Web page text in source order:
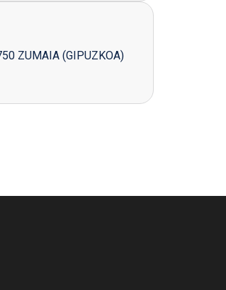
ZUMAIA (GIPUZKOA)